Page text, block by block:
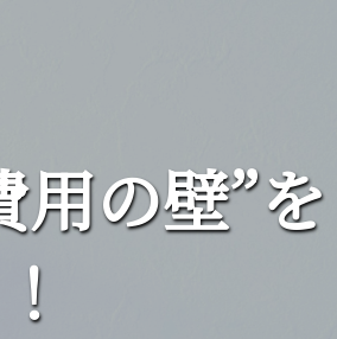
用の壁”を